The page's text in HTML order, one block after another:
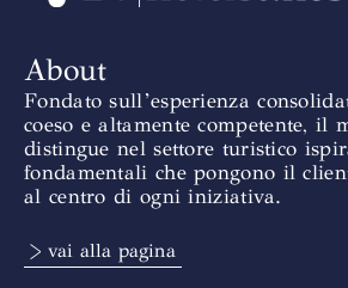
About
Fondato sull’esperienza
coeso e altamente competente, il
distingue nel settore turistico
fondamentali che pongono il
al centro di ogni iniziativa.
> vai alla pagina